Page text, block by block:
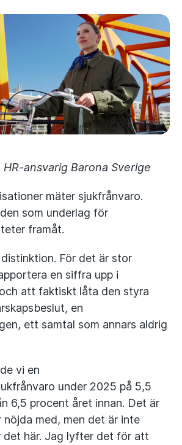
HR-ansvarig Barona Sverige
mäter sjukfrånvaro.
som underlag för
framåt.
För det är stor
en siffra upp i
att faktiskt låta den styra
en
ett samtal som annars aldrig
vi en
under 2025 på 5,5
6,5 procent året innan. Det är
med, men det är inte
här. Jag lyfter det för att